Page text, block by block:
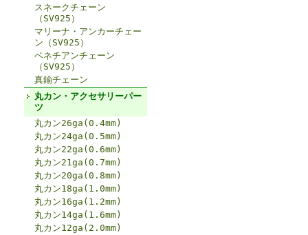
スネークチェーン
（SV925）
マリーナ・アンカーチェー
ン（SV925）
ベネチアンチェーン
（SV925）
真鍮チェーン
丸カン・アクセサリーパー
ツ
丸カン26ga(0.4mm)
丸カン24ga(0.5mm)
丸カン22ga(0.6mm)
丸カン21ga(0.7mm)
丸カン20ga(0.8mm)
丸カン18ga(1.0mm)
丸カン16ga(1.2mm)
丸カン14ga(1.6mm)
丸カン12ga(2.0mm)